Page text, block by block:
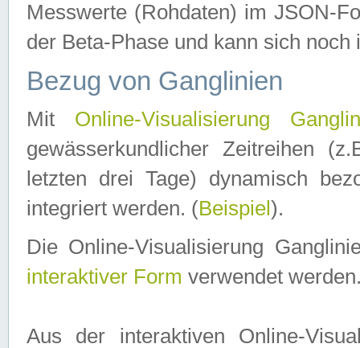
Messwerte (Rohdaten) im JSON-
der Beta-Phase und kann sich noch
Bezug von Ganglinien
Mit Online-Visualisierung
gewässerkundlicher Zeitreihen
letzten drei Tage) dynamisch
integriert werden. (Beispiel ).
Die Online-Visualisierung
interaktiver Form verwendet
Aus der interaktiven Online-